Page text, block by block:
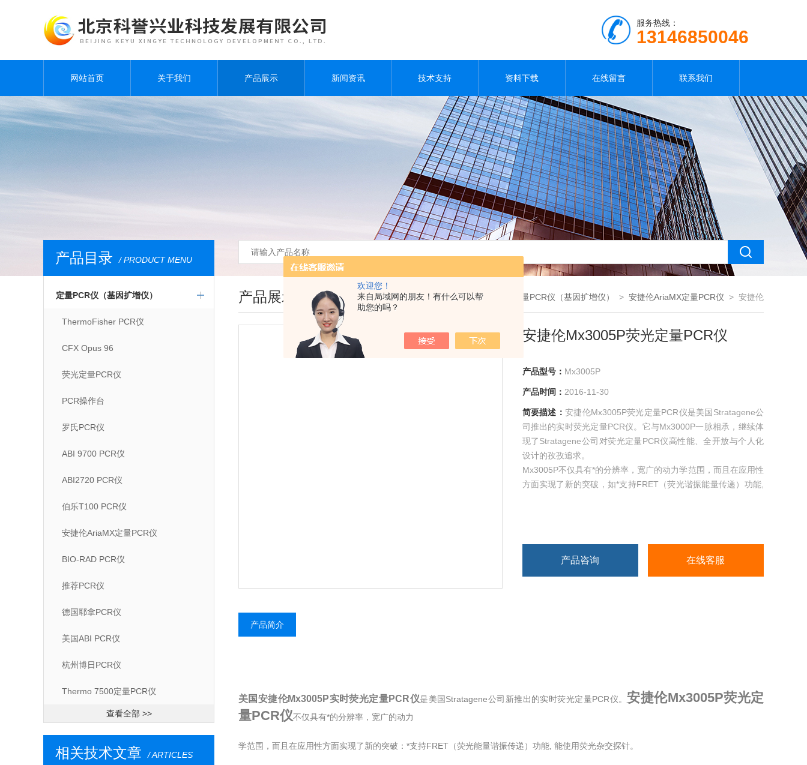
欢迎您！
来自局域网的朋友！有什么可以帮
助您的吗？
服务热线：
13146850046
网站首页 关于我们 产品展示 新闻资讯 技术支持 资料下载 在线留言 联系我们
产品目录 / PRODUCT MENU
定量PCR仪（基因扩增仪）
ThermoFisher PCR仪
CFX Opus 96
荧光定量PCR仪
PCR操作台
罗氏PCR仪
ABI 9700 PCR仪
ABI2720 PCR仪
伯乐T100 PCR仪
安捷伦AriaMX定量PCR仪
BIO-RAD PCR仪
推荐PCR仪
德国耶拿PCR仪
美国ABI PCR仪
杭州博日PCR仪
Thermo 7500定量PCR仪
查看全部 >>
相关技术文章 / ARTICLES
产品展示 您现在的位置：首页>产品展示 定量PCR仪（基因扩增仪） > 安捷伦AriaMX定量PCR仪 > 安捷伦
Mx3005P荧光定量PCR仪
安捷伦Mx3005P荧光定量PCR仪
产品型号： Mx3005P
产品时间： 2016-11-30
简要描述： 安捷伦Mx3005P荧光定量PCR仪是美国Stratagene公
司推出的实时荧光定量PCR仪。它与Mx3000P一脉相承，继续体
现了Stratagene公司对荧光定量PCR仪高性能、全开放与个人化
设计的孜孜追求。
Mx3005P不仅具有*的分辨率，宽广的动力学范围，而且在应用性
方面实现了新的突破，如*支持FRET（荧光谐振能量传递）功能,
产品咨询 在线客服
产品简介
美国安捷伦Mx3005P实时荧光定量PCR仪是美国Stratagene公司新推出的实时荧光定量PCR仪。安捷伦Mx3005P荧光定
量PCR仪不仅具有*的分辨率，宽广的动力
学范围，而且在应用性方面实现了新的突破：*支持FRET（荧光能量谐振传递）功能, 能使用荧光杂交探针。